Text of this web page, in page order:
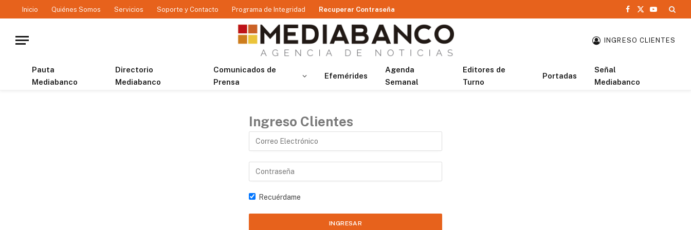
Inicio Quiénes Somos Servicios Soporte y Contacto Programa de Integridad Recuperar Contraseña
Facebook
X
YouTube
INGRESO CLIENTES
Pauta
Mediabanco
Directorio
Mediabanco
Comunicados de
Prensa
Efemérides
Agenda
Semanal
Editores de
Turno
Portadas
Señal
Mediabanco
Ingreso Clientes
Recuérdame